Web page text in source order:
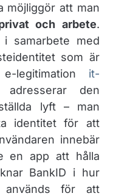
möjliggör att man
och arbete.
i samarbete med
som är
legitimation​ it-
den
lyft – man
identitet för att
innebär
en app att hålla
BankID i hur
används för att